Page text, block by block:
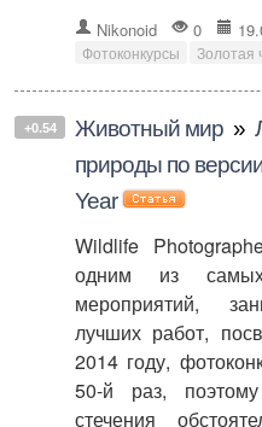
Nikonoid 0
Фотоконкурсы Золотая
+0.54 Животный мир »
природы по
Year
Wildlife
одним из самых
мероприятий,
лучших работ,
2014 году,
50-й раз,
стечения